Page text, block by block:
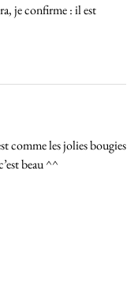
je confirme : il est
comme les jolies bougies
beau ^^